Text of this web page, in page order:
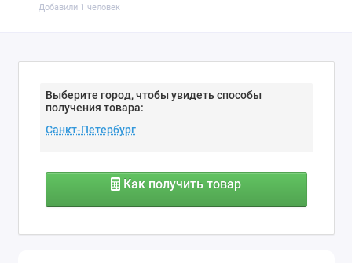
Добавили 1 человек
Выберите город, чтобы увидеть способы
получения товара:
Как получить товар